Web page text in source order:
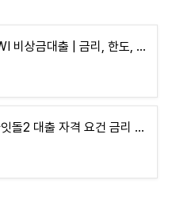
KB저축은행 KIWI 비상금대출 | 금리, 한도, 신청방법 총정리
신한저축은행 사잇돌2 대출 자격 요건 금리 한도 신청 방법 부결사유